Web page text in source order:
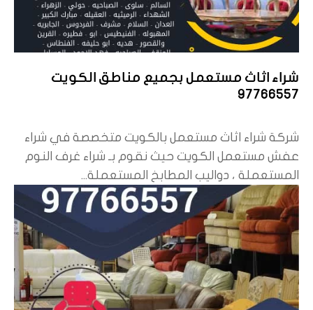
شراء اثاث مستعمل بجميع مناطق الكويت
97766557
شركة شراء اثاث مستعمل بالكويت متخصصة في شراء
عفش مستعمل الكويت حيث نقوم بـ شراء غرف النوم
المستعملة ، دواليب المطابخ المستعملة...